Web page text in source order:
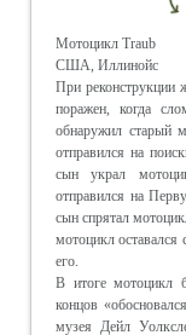
Мотоцикл Traub
США, Иллинойс
При реконструкции
поражен, когда
обнаружил старый
отправился на
сын украл
отправился на
сын спрятал
мотоцикл
его.
В итоге мотоцикл
концов
музея Дейл